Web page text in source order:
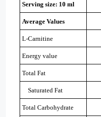
Serving size: 10 ml
Average Values
L-Carnitine
Energy value
Total Fat
Saturated Fat
Total Carbohydrate